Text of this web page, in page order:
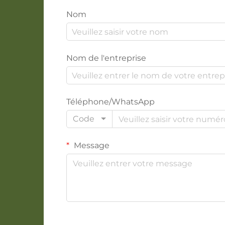
Nom
Nom de l'entreprise
Téléphone/WhatsApp
Code
Message